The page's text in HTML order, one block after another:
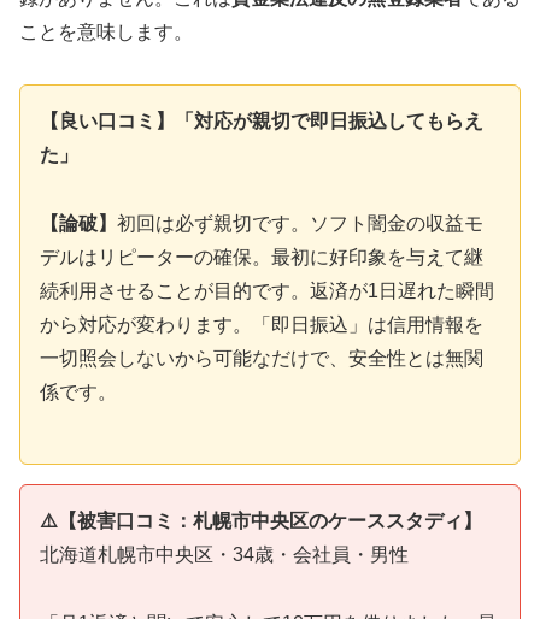
ことを意味します。
【良い口コミ】「対応が親切で即日振込してもらえ
た」
【論破】 初回は必ず親切です。ソフト闇金の収益モ
デルはリピーターの確保。最初に好印象を与えて継
続利用させることが目的です。返済が1日遅れた瞬間
から対応が変わります。「即日振込」は信用情報を
一切照会しないから可能なだけで、安全性とは無関
係です。
⚠️【被害口コミ：札幌市中央区のケーススタディ】
北海道札幌市中央区・34歳・会社員・男性